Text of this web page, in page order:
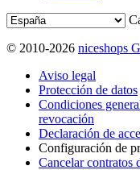
© 2010-2026 niceshops
Aviso legal
Protección de datos
Condiciones
revocación
Declaración de
Configuración de
Cancelar contratos